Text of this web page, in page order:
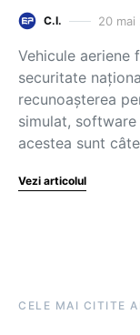
C.I. 20 mai
Vehicule aeriene
securitate
recunoașterea
simulat,
acestea sunt
Vezi articolul
CELE MAI CITITE